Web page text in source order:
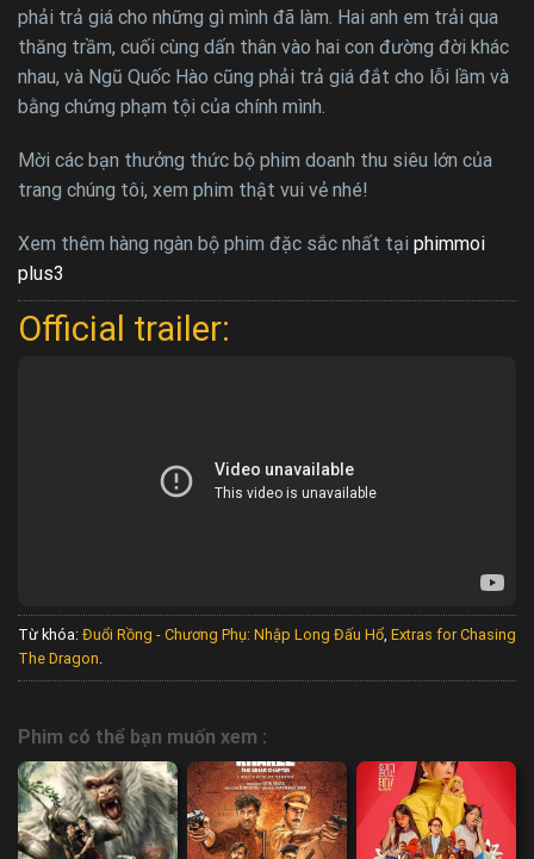
phải trả giá cho những gì mình đã làm. Hai anh em trải qua
thăng trầm, cuối cùng dấn thân vào hai con đường đời khác
nhau, và Ngũ Quốc Hào cũng phải trả giá đắt cho lỗi lầm và
bằng chứng phạm tội của chính mình.
Mời các bạn thưởng thức bộ phim doanh thu siêu lớn của
trang chúng tôi, xem phim thật vui vẻ nhé!
Xem thêm hàng ngàn bộ phim đặc sắc nhất tại phimmoi
plus3
Official trailer:
Từ khóa: Đuổi Rồng - Chương Phụ: Nhập Long Đấu Hổ, Extras for Chasing
The Dragon.
Phim có thể bạn muốn xem :